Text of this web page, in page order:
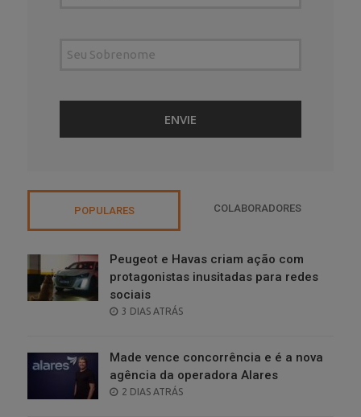
POPULARES COLABORADORES
Peugeot e Havas criam ação com
protagonistas inusitadas para redes
sociais
POSTED
3 DIAS ATRÁS
Made vence concorrência e é a nova
agência da operadora Alares
POSTED
2 DIAS ATRÁS